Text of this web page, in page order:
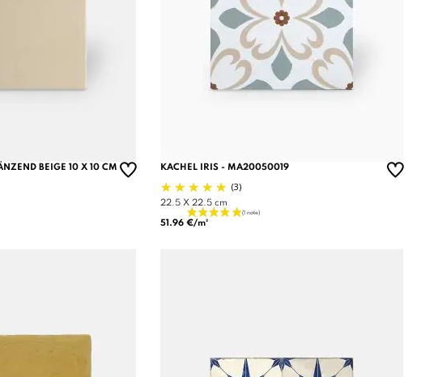
BEIGE 10 X 10 CM
KACHEL IRIS - MA20050019
(3)
22.5 X 22.5 cm
51.96 €/m²